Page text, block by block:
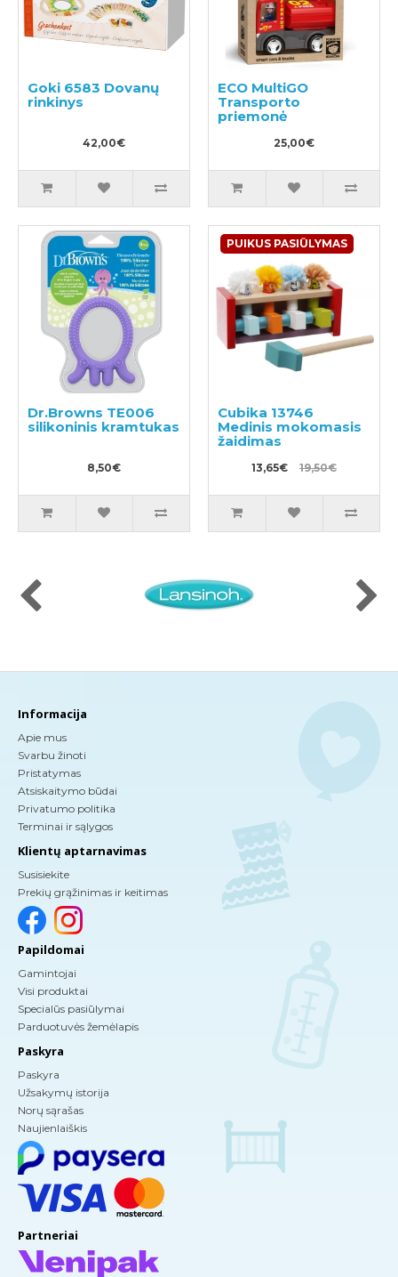
Goki 6583 Dovanų
rinkinys
42,00€
ECO MultiGO
Transporto
priemonė
25,00€
Dr.Browns TE006
silikoninis kramtukas
8,50€
PUIKUS PASIŪLYMAS
Cubika 13746
Medinis mokomasis
žaidimas
13,65€ 19,50€
Informacija
Apie mus
Svarbu žinoti
Pristatymas
Atsiskaitymo būdai
Privatumo politika
Terminai ir sąlygos
Klientų aptarnavimas
Susisiekite
Prekių grąžinimas ir keitimas
Papildomai
Gamintojai
Visi produktai
Specialūs pasiūlymai
Parduotuvės žemėlapis
Paskyra
Paskyra
Užsakymų istorija
Norų sąrašas
Naujienlaiškis
Partneriai